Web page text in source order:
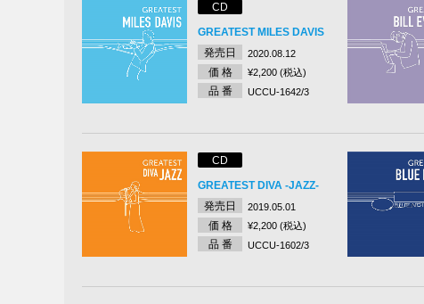
CD
GREATEST MILES DAVIS
発売日
2020.08.12
価 格 ¥2,200 (税込)
品 番 UCCU-1642/3
CD
GREATEST DIVA -JAZZ-
発売日
2019.05.01
価 格 ¥2,200 (税込)
品 番 UCCU-1602/3